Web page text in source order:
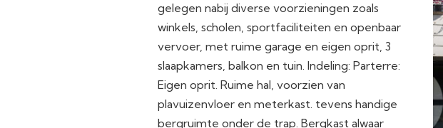
gelegen nabij diverse voorzieningen zoals
winkels, scholen, sportfaciliteiten en openbaar
vervoer, met ruime garage en eigen oprit, 3
slaapkamers, balkon en tuin. Indeling: Parterre:
Eigen oprit. Ruime hal, voorzien van
plavuizenvloer en meterkast. tevens handige
bergruimte onder de trap. Bergkast alwaar